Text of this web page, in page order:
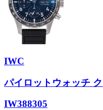
IWC
パイロットウォッチ
IW388305